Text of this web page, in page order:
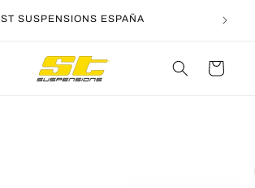
ST SUSPENSIONS ESPAÑA
Carrito